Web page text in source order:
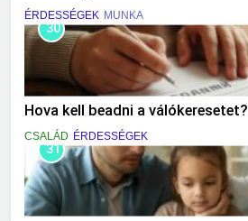
ÉRDESSÉGEK MUNKA
30
Hova kell beadni a válókeresetet?
CSALÁD ÉRDESSÉGEK
31